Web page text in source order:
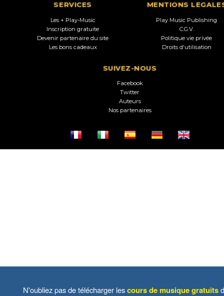
SERVICES
Les + Play-Music
Inscription gratuite
Devenir partenaire du site
Les bons cadeaux
MENTIONS
Play Music Publishing
C.G.V.
Politique vie privée
Droits d'utilisation
SUIVEZ-NOUS
Facebook
Twitter
Auteurs
Nos partenaires
N'oubliez pas de télécharger lescours de musique gratuits